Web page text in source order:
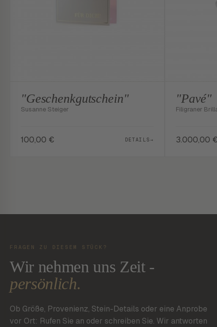
"Geschenkgutschein"
Susanne Steiger
100,00 € DETAILS→
"Pavé"
Filigraner
3.000,00
FRAGEN ZU DIESEM STÜCK?
Wir nehmen uns Zeit -
persönlich.
Ob Größe, Provenienz, Stein-Details oder eine Anprobe
vor Ort: Rufen Sie an oder schreiben Sie. Wir antworten